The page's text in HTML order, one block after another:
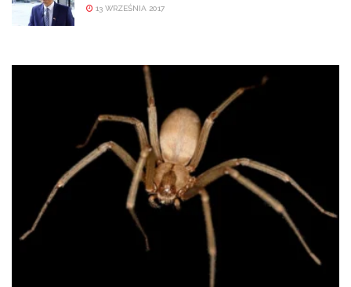
13 WRZEŚNIA 2017